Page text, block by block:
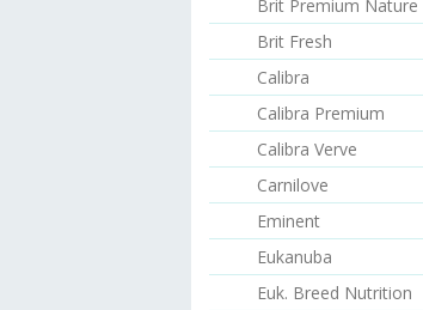
Brit Premium Nature
Brit Fresh
Calibra
Calibra Premium
Calibra Verve
Carnilove
Eminent
Eukanuba
Euk. Breed Nutrition